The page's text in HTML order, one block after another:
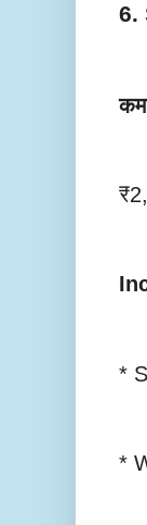
6.
*
*